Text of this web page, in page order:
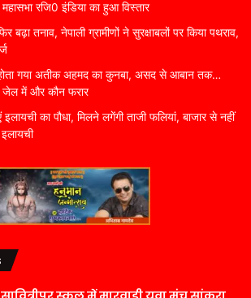
रजि0 इंडिया का हुआ विस्तार
बढ़ा तनाव, नेपाली ग्रामीणों ने सुरक्षाबलों पर किया पथराव,
गया अतीक अहमद का कुनबा, असद से आबान तक…
जेल में और कौन फरार
का पौधा, मिलने लगेंगी ताजी फलियां, बाजार से नहीं